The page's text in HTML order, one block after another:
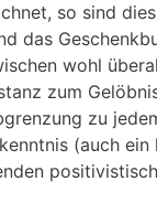
so sind
das
wohl
zum
zu
(auch